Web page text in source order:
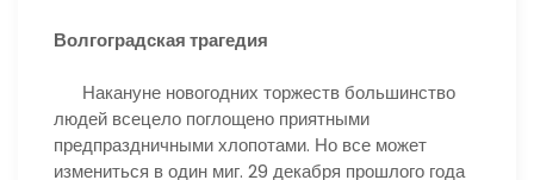
Волгоградская трагедия
Накануне новогодних торжеств большинство
людей всецело поглощено приятными
предпраздничными хлопотами. Но все может
измениться в один миг. 29 декабря прошлого года